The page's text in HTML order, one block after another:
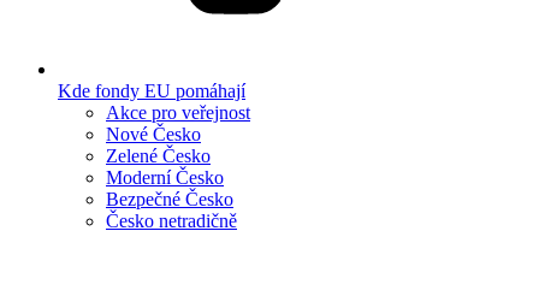
Kde fondy EU pomáhají
Akce pro veřejnost
Nové Česko
Zelené Česko
Moderní Česko
Bezpečné Česko
Česko netradičně